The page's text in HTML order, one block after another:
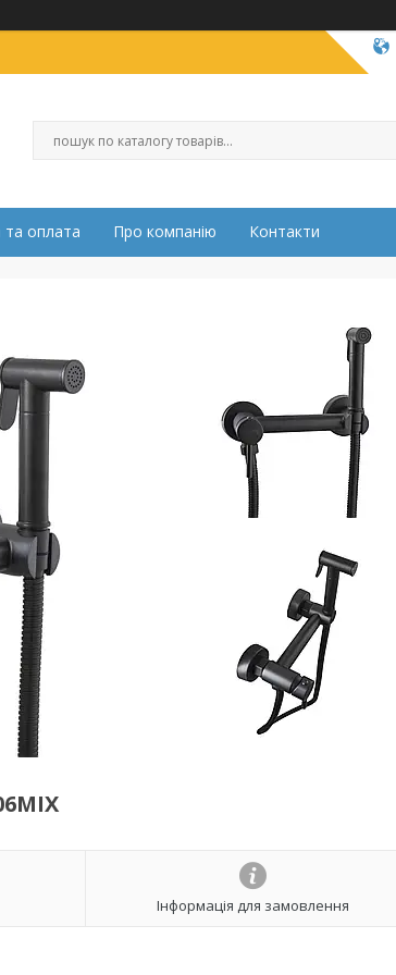
оплата Про компанію Контакти
Інформація для замовлення